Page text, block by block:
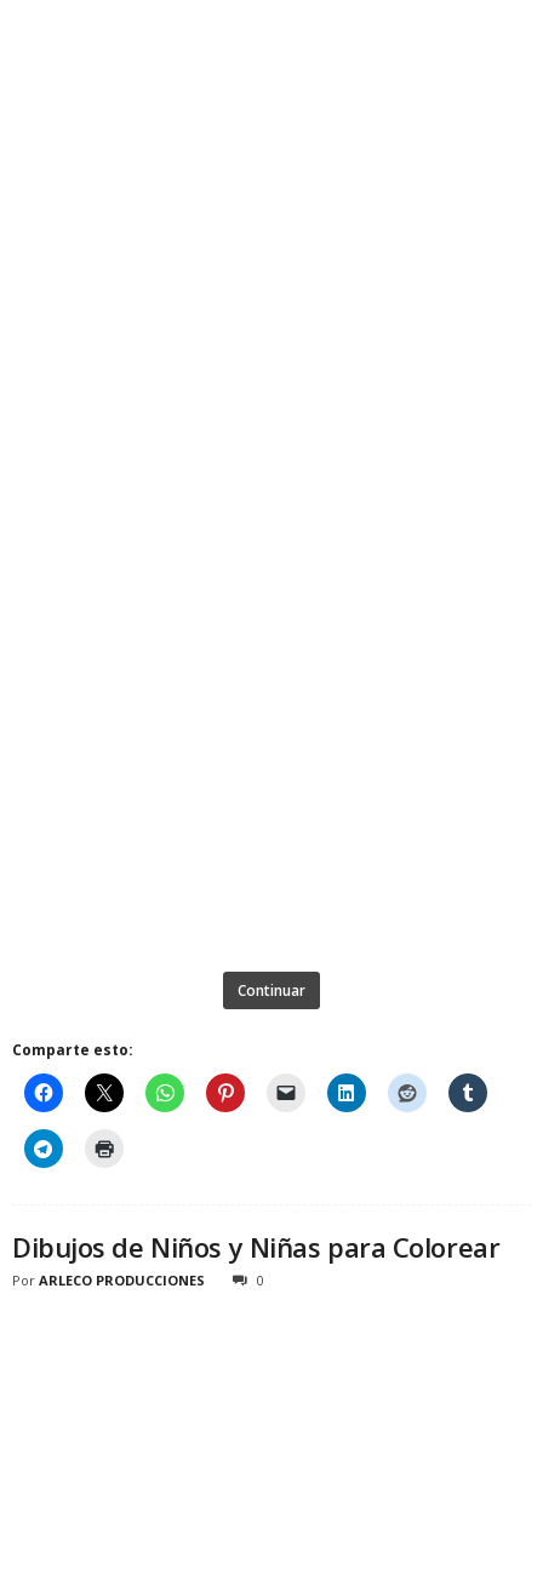
Continuar
Comparte esto:
Dibujos de Niños y Niñas para Colorear
Por ARLECO PRODUCCIONES 0